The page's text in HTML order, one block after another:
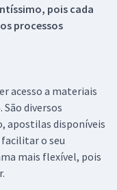
pois cada
processos
acesso a materiais
diversos
apostilas disponíveis
facilitar o seu
mais flexível, pois